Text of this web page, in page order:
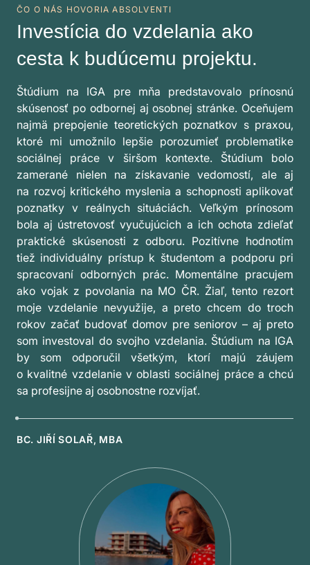
ČO O NÁS HOVORIA ABSOLVENTI
Investícia do vzdelania ako
cesta k budúcemu projektu.
Štúdium na IGA pre mňa predstavovalo prínosnú
skúsenosť po odbornej aj osobnej stránke. Oceňujem
najmä prepojenie teoretických poznatkov s praxou,
ktoré mi umožnilo lepšie porozumieť problematike
sociálnej práce v širšom kontexte. Štúdium bolo
zamerané nielen na získavanie vedomostí, ale aj
na rozvoj kritického myslenia a schopnosti aplikovať
poznatky v reálnych situáciách. Veľkým prínosom
bola aj ústretovosť vyučujúcich a ich ochota zdieľať
praktické skúsenosti z odboru. Pozitívne hodnotím
tiež individuálny prístup k študentom a podporu pri
spracovaní odborných prác. Momentálne pracujem
ako vojak z povolania na MO ČR. Žiaľ, tento rezort
moje vzdelanie nevyužije, a preto chcem do troch
rokov začať budovať domov pre seniorov – aj preto
som investoval do svojho vzdelania. Štúdium na IGA
by som odporučil všetkým, ktorí majú záujem
o kvalitné vzdelanie v oblasti sociálnej práce a chcú
sa profesijne aj osobnostne rozvíjať.
BC. JIŘÍ SOLAŘ, MBA